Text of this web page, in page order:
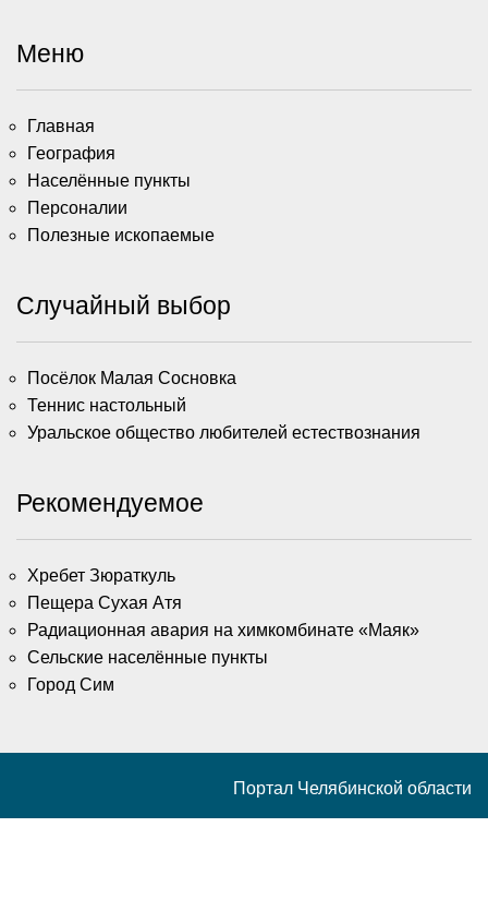
Меню
Главная
География
Населённые пункты
Персоналии
Полезные ископаемые
Случайный выбор
Посёлок Малая Сосновка
Теннис настольный
Уральское общество любителей естествознания
Рекомендуемое
Хребет Зюраткуль
Пещера Сухая Атя
Радиационная авария на химкомбинате «Маяк»
Сельские населённые пункты
Город Сим
Портал Челябинской области